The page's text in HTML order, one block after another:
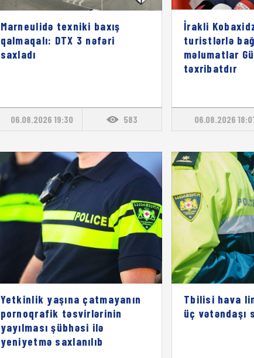
Marneulidə texniki baxış
qalmaqalı: DTX 3 nəfəri
saxladı
06.08.2026 19:30 583
İrakli
turistlərlə
məlumatlar
təxribatdır
06.08.2026
Yetkinlik yaşına çatmayanın
pornoqrafik təsvirlərinin
yayılması şübhəsi ilə
yeniyetmə saxlanılıb
Tbilisi hava
üç vətəndaşı